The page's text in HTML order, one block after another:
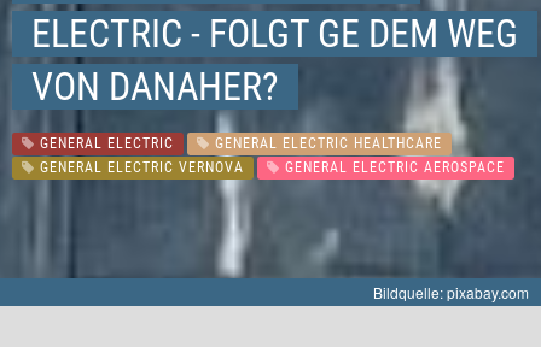
ELECTRIC - FOLGT GE DEM WEG
VON DANAHER?
GENERAL ELECTRIC
GENERAL ELECTRIC HEALTHCARE
GENERAL ELECTRIC VERNOVA
GENERAL ELECTRIC AEROSPACE
Bildquelle: pixabay.com